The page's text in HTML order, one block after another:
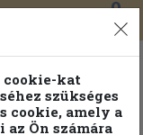
0
cookie-kat
szükséges
cookie, amely a
Ön számára